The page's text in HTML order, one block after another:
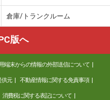
亀市三条町
倉庫/トランクルーム
版へ
端末からの情報の外部送信について
供元 不動産情報に関する免責事項
消費税に関する表記について